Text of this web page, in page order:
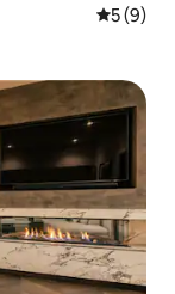
平均评分
5 (9)